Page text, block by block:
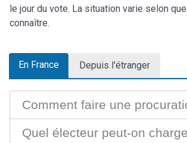
le jour du vote. La situation varie selon
connaître.
En France Depuis l'étranger
Comment faire une
Quel électeur peut-on